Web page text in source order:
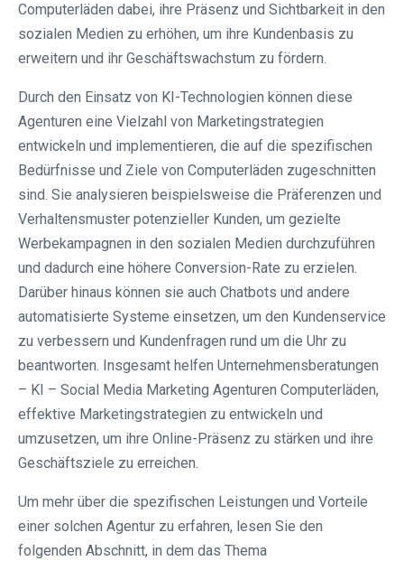
Computerläden dabei, ihre Präsenz und Sichtbarkeit in den
sozialen Medien zu erhöhen, um ihre Kundenbasis zu
erweitern und ihr Geschäftswachstum zu fördern.
Durch den Einsatz von KI-Technologien können diese
Agenturen eine Vielzahl von Marketingstrategien
entwickeln und implementieren, die auf die spezifischen
Bedürfnisse und Ziele von Computerläden zugeschnitten
sind. Sie analysieren beispielsweise die Präferenzen und
Verhaltensmuster potenzieller Kunden, um gezielte
Werbekampagnen in den sozialen Medien durchzuführen
und dadurch eine höhere Conversion-Rate zu erzielen.
Darüber hinaus können sie auch Chatbots und andere
automatisierte Systeme einsetzen, um den Kundenservice
zu verbessern und Kundenfragen rund um die Uhr zu
beantworten. Insgesamt helfen Unternehmensberatungen
– KI – Social Media Marketing Agenturen Computerläden,
effektive Marketingstrategien zu entwickeln und
umzusetzen, um ihre Online-Präsenz zu stärken und ihre
Geschäftsziele zu erreichen.
Um mehr über die spezifischen Leistungen und Vorteile
einer solchen Agentur zu erfahren, lesen Sie den
folgenden Abschnitt, in dem das Thema